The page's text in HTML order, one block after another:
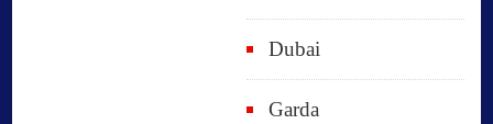
Dubai
Garda